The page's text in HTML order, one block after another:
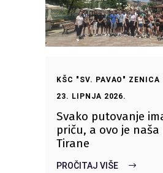
KŠC "SV. PAVAO" ZENICA
23. LIPNJA 2026.
Svako putovanje
priču, a ovo je naša
Tirane
PROČITAJ VIŠE